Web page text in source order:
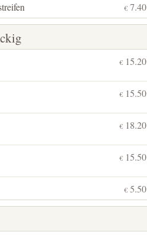
€ 7.40
€ 15.20
€ 15.50
€ 18.20
€ 15.50
€ 5.50